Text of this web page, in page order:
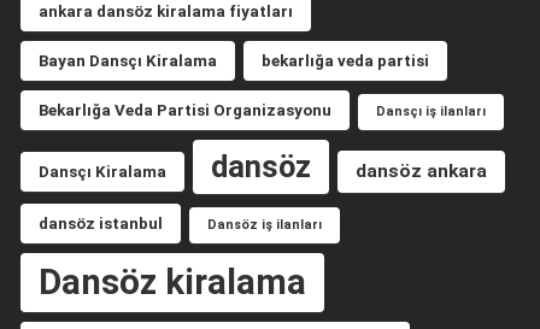
ankara dansöz kiralama fiyatları
Bayan Dansçı Kiralama bekarlığa veda partisi
Bekarlığa Veda Partisi Organizasyonu Dansçı iş ilanları
Dansçı Kiralama dansöz dansöz ankara
dansöz istanbul Dansöz iş ilanları
Dansöz kiralama